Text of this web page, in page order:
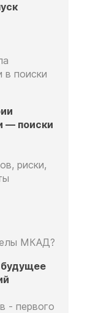
в поиски
— поиски
риски,
МКАД?
- первого